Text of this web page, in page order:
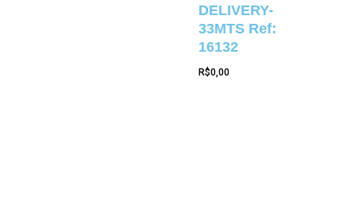
DELIVERY-
33MTS Ref:
16132
R$0,00